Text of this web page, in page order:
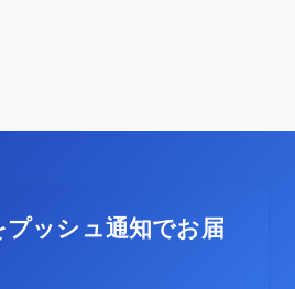
プッシュ通知でお届